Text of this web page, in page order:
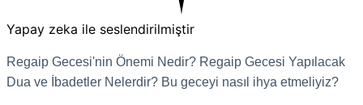
Yapay zeka ile seslendirilmiştir
Regaip Gecesi'nin Önemi Nedir? Regaip Gecesi Yapılacak
Dua ve İbadetler Nelerdir? Bu geceyi nasıl ihya etmeliyiz?